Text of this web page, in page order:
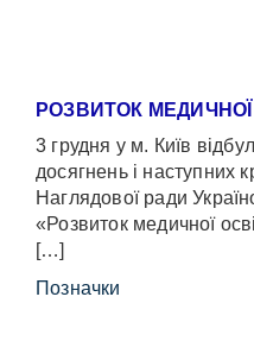
РОЗВИТОК МЕДИЧНОЇ
3 грудня у м. Київ
досягнень і наступних
Наглядової ради
«Розвиток медичної
[…]
Позначки